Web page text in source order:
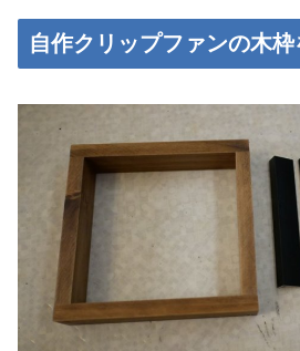
自作クリップファンの木枠